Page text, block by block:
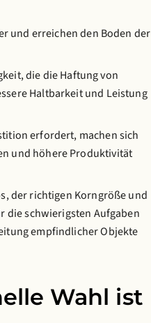
und erreichen den Boden der
die die Haftung von
Haltbarkeit und Leistung
erfordert, machen sich
und höhere Produktivität
der richtigen Korngröße und
die schwierigsten Aufgaben
empfindlicher Objekte
Wahl ist